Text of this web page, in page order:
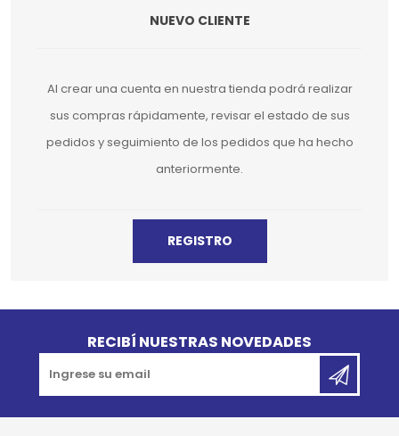
NUEVO CLIENTE
Al crear una cuenta en nuestra tienda podrá realizar
sus compras rápidamente, revisar el estado de sus
pedidos y seguimiento de los pedidos que ha hecho
anteriormente.
RECIBÍ NUESTRAS NOVEDADES